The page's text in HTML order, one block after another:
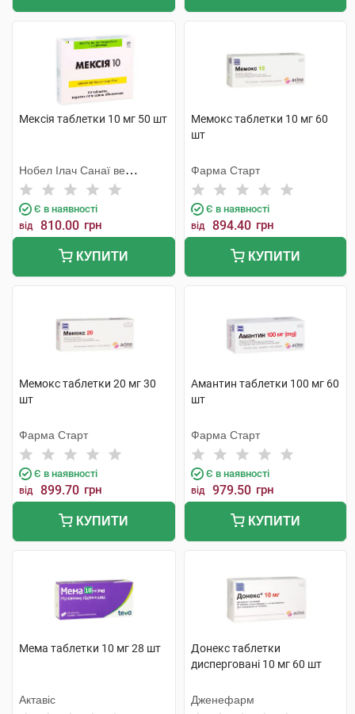
Мексія таблетки 10 мг 50 шт
Нобел Ілач Санаї ве
Тіджарет
Є в наявності
від 810.00 грн
КУПИТИ
Мемокс таблетки 10 мг 60
шт
Фарма Старт
Є в наявності
від 894.40 грн
КУПИТИ
Мемокс таблетки 20 мг 30
шт
Фарма Старт
Є в наявності
від 899.70 грн
КУПИТИ
Амантин таблетки 100 мг 60
шт
Фарма Старт
Є в наявності
від 979.50 грн
КУПИТИ
Мема таблетки 10 мг 28 шт
Актавіс
Донекс таблетки
дисперговані 10 мг 60 шт
Дженефарм